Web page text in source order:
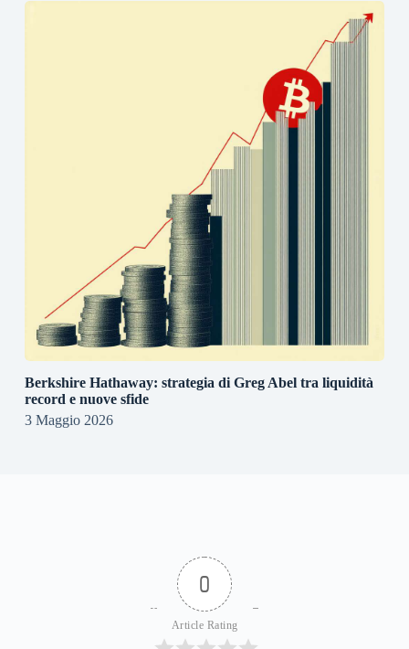
Berkshire Hathaway: strategia di Greg Abel tra liquidità
record e nuove sfide
3 Maggio 2026
0
Article Rating